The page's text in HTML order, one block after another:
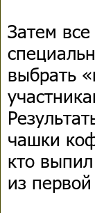
Затем
выбрать
чашки
кто
из